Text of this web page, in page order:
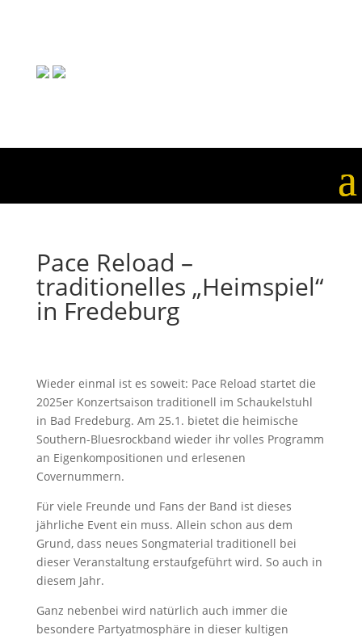
Pace Reload –
traditionelles „Heimspiel“
in Fredeburg
Wieder einmal ist es soweit: Pace Reload startet die
2025er Konzertsaison traditionell im Schaukelstuhl
in Bad Fredeburg. Am 25.1. bietet die heimische
Southern-Bluesrockband wieder ihr volles Programm
an Eigenkompositionen und erlesenen
Covernummern.
Für viele Freunde und Fans der Band ist dieses
jährliche Event ein muss. Allein schon aus dem
Grund, dass neues Songmaterial traditionell bei
dieser Veranstaltung erstaufgeführt wird. So auch in
diesem Jahr.
Ganz nebenbei wird natürlich auch immer die
besondere Partyatmosphäre in dieser kultigen